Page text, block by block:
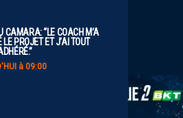
CAMARA: “LE COACH M’A
LE PROJET ET J’AI TOUT
à 09:00